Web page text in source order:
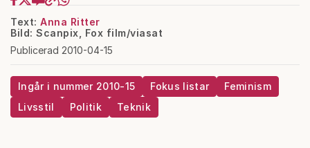
Text: Anna Ritter
Bild: Scanpix, Fox film/viasat
Publicerad 2010-04-15
Ingår i nummer 2010-15 Fokus listar
Feminism
Livsstil
Politik Teknik